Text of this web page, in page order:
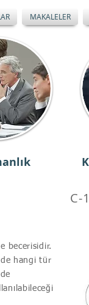
MAKALELER
C-
becerisidir.
hangi tür